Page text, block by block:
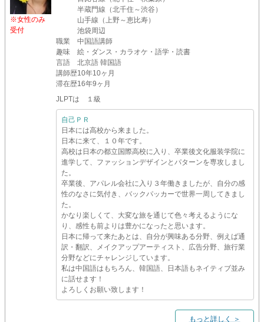
※女性のみ
受付
半蔵門線（北千住～渋谷）
山手線（上野～恵比寿）
池袋周辺
職業
中国語講師
趣味
絵・ダンス・カラオケ・語学・読書
言語
北京語 韓国語
講師歴10年10ヶ月
滞在歴16年9ヶ月
JLPTは １級
自己ＰＲ
日本には高校から来ました。
日本に来て、１０年です。
高校は日本の都立国際高校に入り、卒業後文化服装学院に
進学して、ファッションデザインとパターンを専攻しまし
た。
卒業後、アパレル会社に入り３年働きましたが、自分の感
性のなさに気付き、バックパッカーで世界一周してきまし
た。
かなり楽しくて、大変な旅を通じて色々考えるようにな
り、感性も前よりは豊かになったと思います。
日本に帰って来たあとは、自分が興味ある分野、例えば通
訳・翻訳、メイクアップアーティスト、広告分野、旅行業
分野などにチャレンジしています。
私は中国語はもちろん、韓国語、日本語もネイティブ並み
に話せます！
よろしくお願い致します！
もっと詳しく ＞